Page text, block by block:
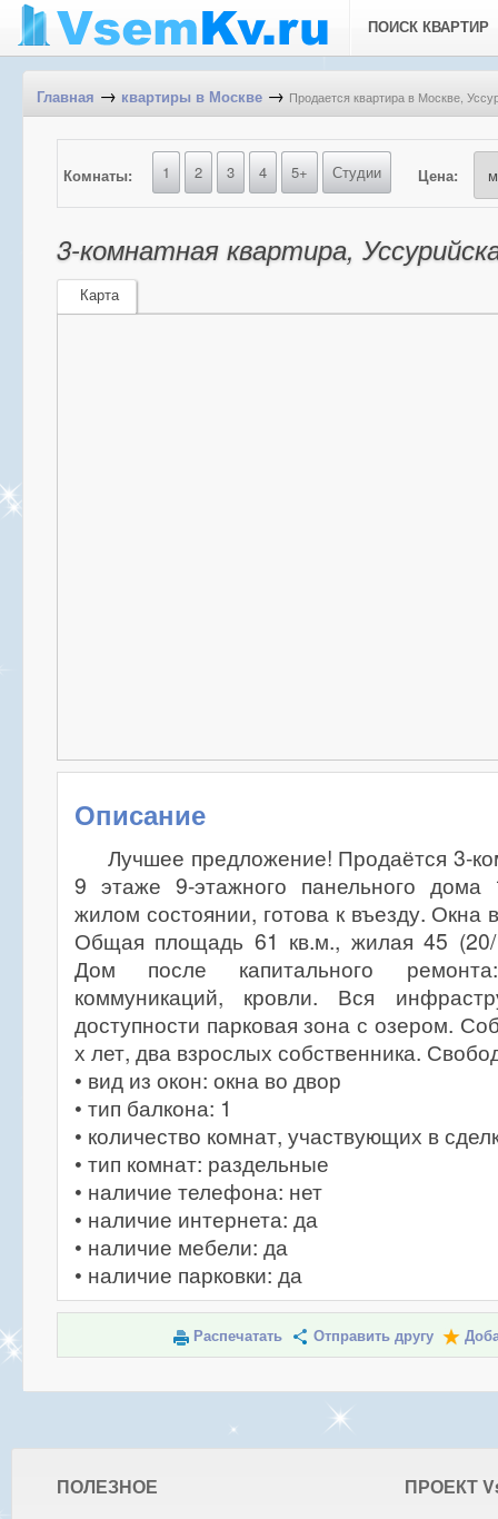
ПОИСК КВАРТИР
Главная → квартиры в Москве → Продается квартира в Москве,
Комнаты: 1 2 3 4 5+ Студии Цена:
3-комнатная квартира,
Карта
Описание
Лучшее предложение! Продаётся 3-
9 этаже 9-этажного панельного
жилом состоянии, готова к въезду. Окна
Общая площадь 61 кв.м., жилая 45 (20/
Дом после капитального
коммуникаций, кровли. Вся
доступности парковая зона с озером.
х лет, два взрослых собственника.
• вид из окон: окна во двор
• тип балкона: 1
• количество комнат, участвующих в
• тип комнат: раздельные
• наличие телефона: нет
• наличие интернета: да
• наличие мебели: да
• наличие парковки: да
Распечатать Отправить другу
ПОЛЕЗНОЕ ПРОЕКТ V